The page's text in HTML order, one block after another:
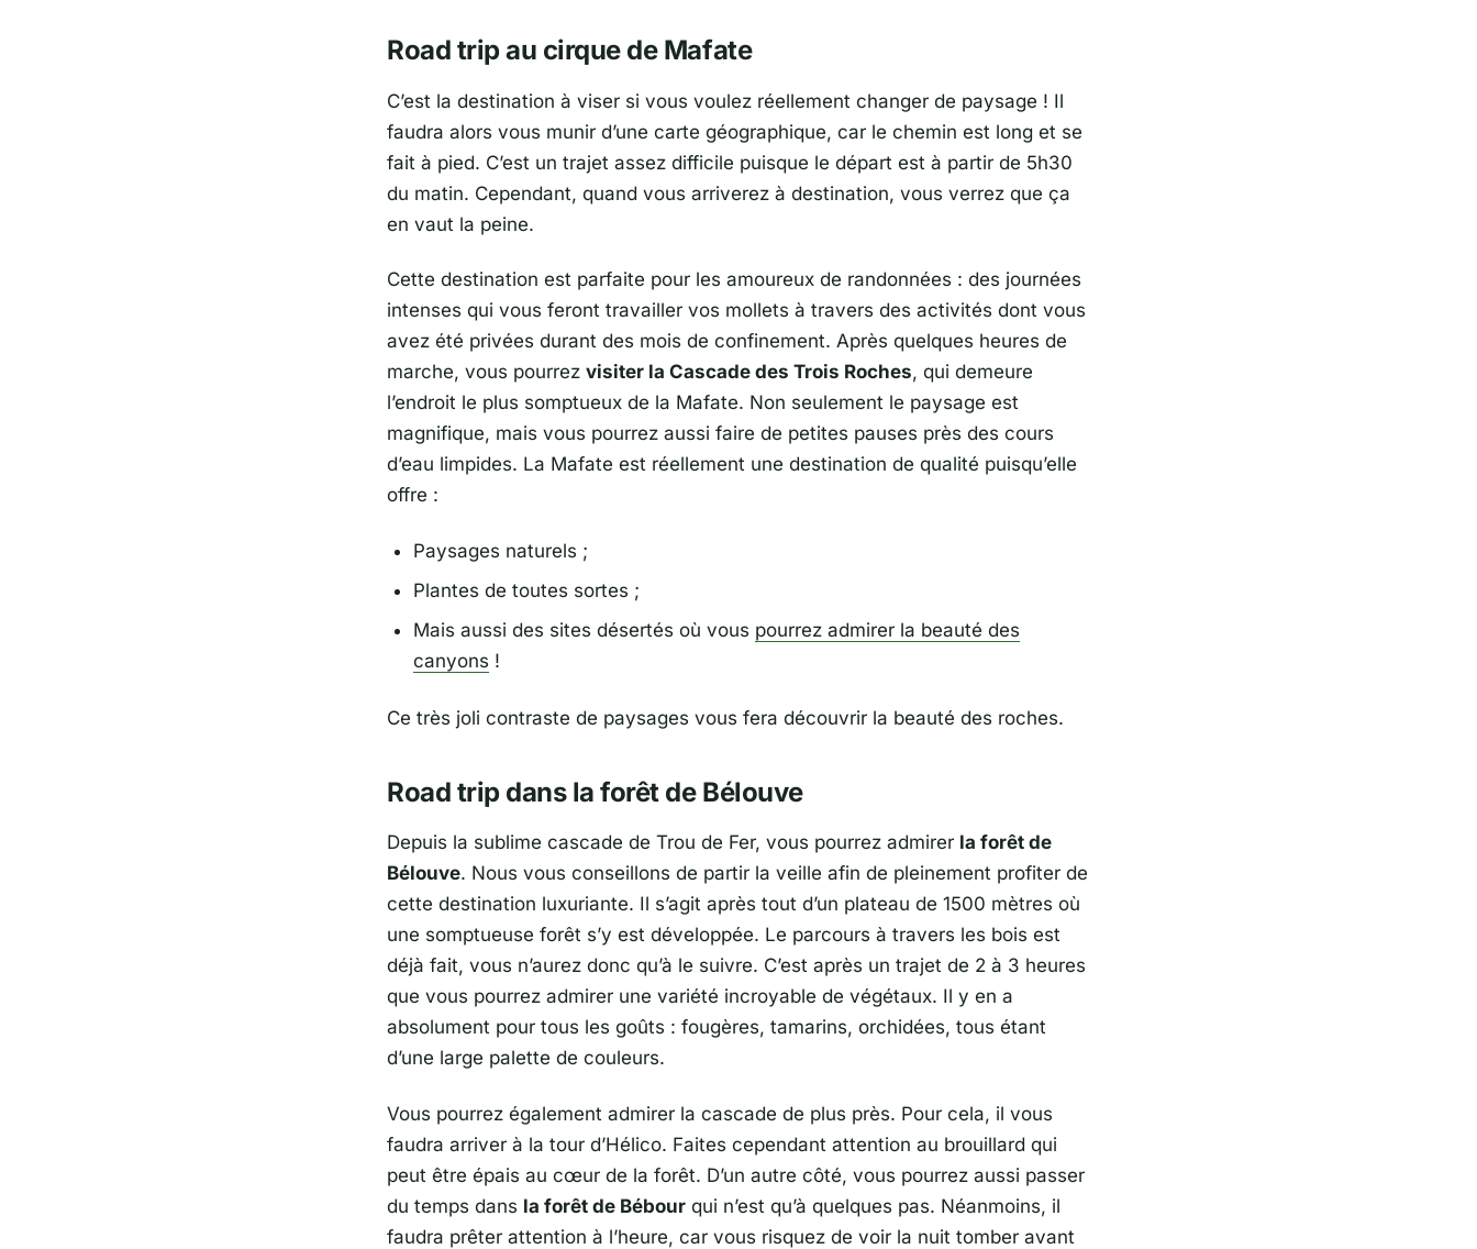
Road trip au cirque de Mafate
C’est la destination à viser si vous voulez réellement changer de paysage ! Il
faudra alors vous munir d’une carte géographique, car le chemin est long et se
fait à pied. C’est un trajet assez difficile puisque le départ est à partir de 5h30
du matin. Cependant, quand vous arriverez à destination, vous verrez que ça
en vaut la peine.
Cette destination est parfaite pour les amoureux de randonnées : des journées
intenses qui vous feront travailler vos mollets à travers des activités dont vous
avez été privées durant des mois de confinement. Après quelques heures de
marche, vous pourrez visiter la Cascade des Trois Roches, qui demeure
l’endroit le plus somptueux de la Mafate. Non seulement le paysage est
magnifique, mais vous pourrez aussi faire de petites pauses près des cours
d’eau limpides. La Mafate est réellement une destination de qualité puisqu’elle
offre :
Paysages naturels ;
Plantes de toutes sortes ;
Mais aussi des sites désertés où vous pourrez admirer la beauté des
canyons !
Ce très joli contraste de paysages vous fera découvrir la beauté des roches.
Road trip dans la forêt de Bélouve
Depuis la sublime cascade de Trou de Fer, vous pourrez admirer la forêt de
Bélouve. Nous vous conseillons de partir la veille afin de pleinement profiter de
cette destination luxuriante. Il s’agit après tout d’un plateau de 1500 mètres où
une somptueuse forêt s’y est développée. Le parcours à travers les bois est
déjà fait, vous n’aurez donc qu’à le suivre. C’est après un trajet de 2 à 3 heures
que vous pourrez admirer une variété incroyable de végétaux. Il y en a
absolument pour tous les goûts : fougères, tamarins, orchidées, tous étant
d’une large palette de couleurs.
Vous pourrez également admirer la cascade de plus près. Pour cela, il vous
faudra arriver à la tour d’Hélico. Faites cependant attention au brouillard qui
peut être épais au cœur de la forêt. D’un autre côté, vous pourrez aussi passer
du temps dans la forêt de Bébour qui n’est qu’à quelques pas. Néanmoins, il
faudra prêter attention à l’heure, car vous risquez de voir la nuit tomber avant